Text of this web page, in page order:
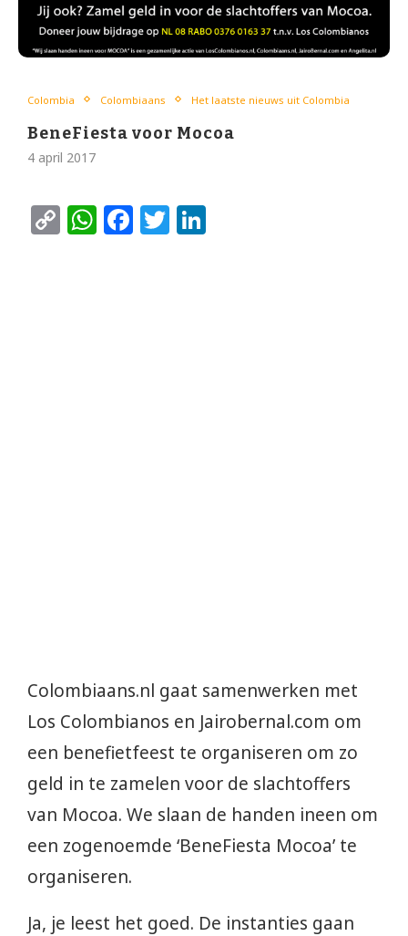
Colombia Colombiaans Het laatste nieuws uit Colombia
BeneFiesta voor Mocoa
4 april 2017
CopyWhatsApp
Facebook
Twitter
Colombiaans.nl gaat samenwerken met
Los Colombianos en Jairobernal.com om
een benefietfeest te organiseren om zo
geld in te zamelen voor de slachtoffers
van Mocoa. We slaan de handen ineen om
een zogenoemde ‘BeneFiesta Mocoa’ te
organiseren.
Ja, je leest het goed. De instanties gaan